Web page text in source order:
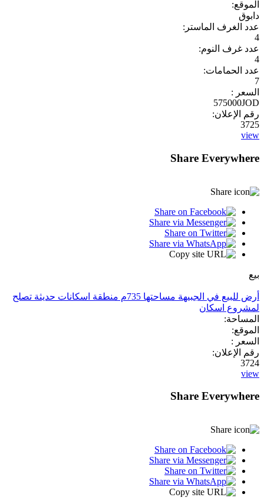
الموقع:
دابوق
عدد الغرف الماستر:
4
عدد غرف النوم:
4
عدد الحمامات:
7
السعر :
575000JOD
رقم الإعلان:
3725
view
Share Everywhere
بيع
أرض للبيع في الجبيهة مساحتها 735م منطقة اسكانات حديثة تصلح
لمشروع اسكان
المساحة:
الموقع:
السعر :
رقم الإعلان:
3724
view
Share Everywhere